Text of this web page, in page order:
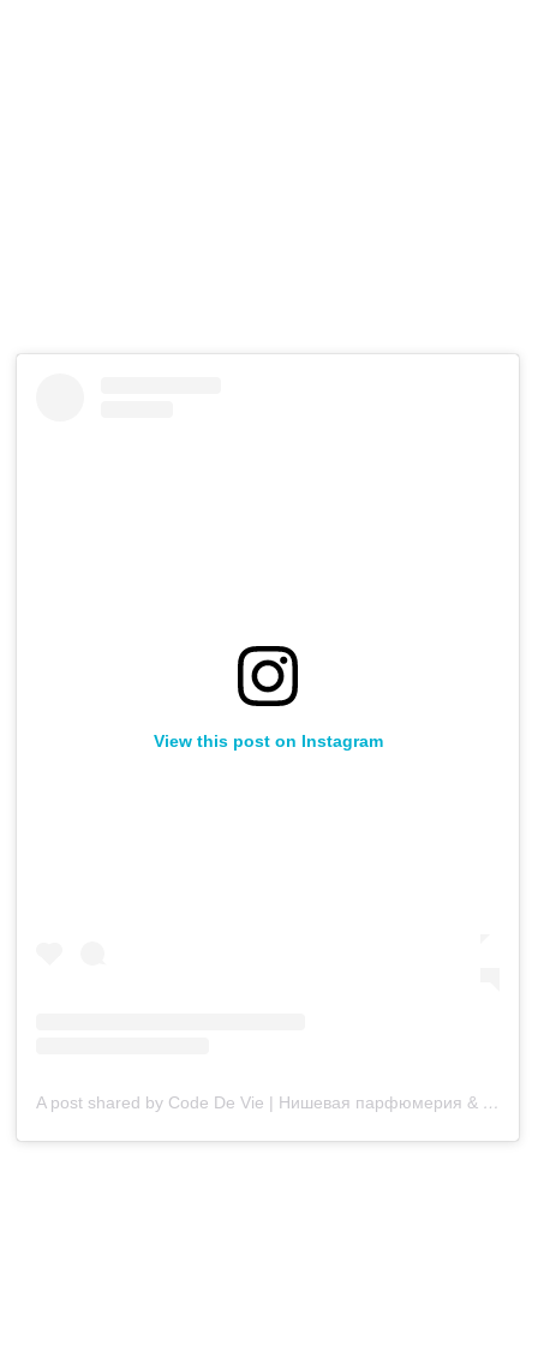
View this post on Instagram
A post shared by Code De Vie | Нишевая парфюмерия & Косметика (@codevie.kz)